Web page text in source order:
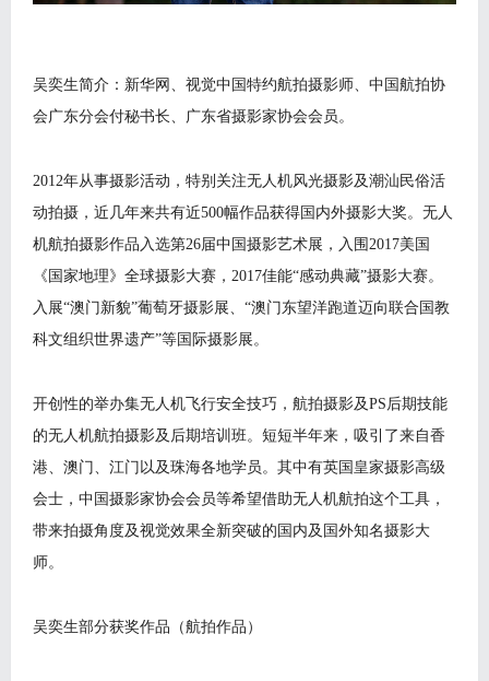
吴奕生简介：新华网、视觉中国特约航拍摄影师、中国航拍协
会广东分会付秘书长、广东省摄影家协会会员。
2012年从事摄影活动，特别关注无人机风光摄影及潮汕民俗活
动拍摄，近几年来共有近500幅作品获得国内外摄影大奖。无人
机航拍摄影作品入选第26届中国摄影艺术展，入围2017美国
《国家地理》全球摄影大赛，2017佳能“感动典藏”摄影大赛。
入展“澳门新貌”葡萄牙摄影展、“澳门东望洋跑道迈向联合国教
科文组织世界遗产”等国际摄影展。
开创性的举办集无人机飞行安全技巧，航拍摄影及PS后期技能
的无人机航拍摄影及后期培训班。短短半年来，吸引了来自香
港、澳门、江门以及珠海各地学员。其中有英国皇家摄影高级
会士，中国摄影家协会会员等希望借助无人机航拍这个工具，
带来拍摄角度及视觉效果全新突破的国内及国外知名摄影大
师。
吴奕生部分获奖作品（航拍作品）